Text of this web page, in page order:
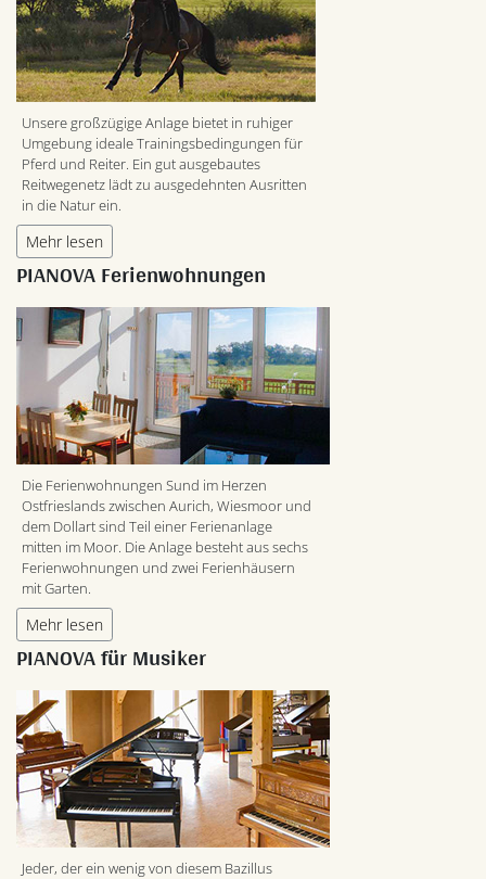
Unsere großzügige Anlage bietet in ruhiger
Umgebung ideale Trainingsbedingungen für
Pferd und Reiter. Ein gut ausgebautes
Reitwegenetz lädt zu ausgedehnten Ausritten
in die Natur ein.
Mehr lesen
PIANOVA Ferienwohnungen
Die Ferienwohnungen Sund im Herzen
Ostfrieslands zwischen Aurich, Wiesmoor und
dem Dollart sind Teil einer Ferienanlage
mitten im Moor. Die Anlage besteht aus sechs
Ferienwohnungen und zwei Ferienhäusern
mit Garten.
Mehr lesen
PIANOVA für Musiker
Jeder, der ein wenig von diesem Bazillus